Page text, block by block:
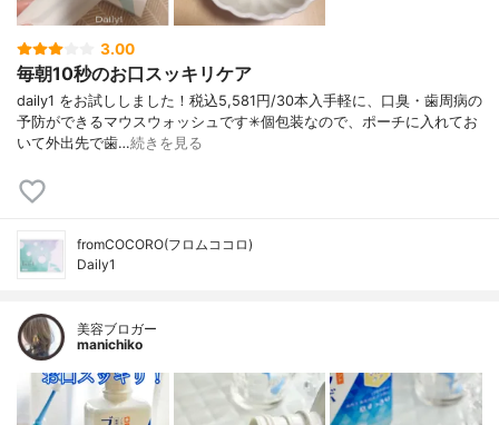
3.00
毎朝10秒のお口スッキリケア
daily1 をお試ししました！税込5,581円/30本入手軽に、口臭・歯周病の
予防ができるマウスウォッシュです✳︎個包装なので、ポーチに入れてお
いて外出先で歯…続きを見る
fromCOCORO(フロムココロ)
Daily1
美容ブロガー
manichiko